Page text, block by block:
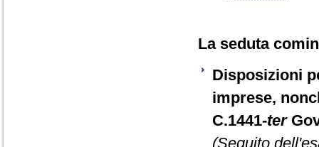
La seduta
Disposizioni
imprese,
C.1441-ter
(Seguito